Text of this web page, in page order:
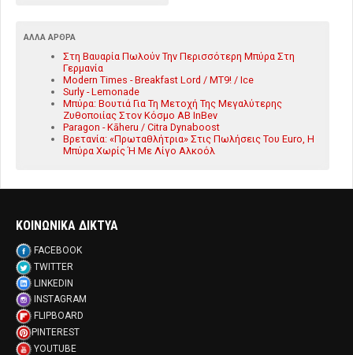
ΆΛΛΑ ΆΡΘΡΑ
Στη Βαυαρία Πωλούν Την Περισσότερη Μπύρα Στη
Γερμανία
Modern Times - Breakfast Lord / MT9! / Ice
Surly - Lemonade
Μπύρα: Βουτιά Για Τη Μετοχή Της Μεγαλύτερης
Ζυθοποιίας Στον Κόσμο AB InBev
Paragon - Kāheru / Citra Dynaboost
Βρετανία: «Πρωταθλήτρια» Στις Πωλήσεις Του Euro, Η
Μπύρα Χωρίς Ή Με Λίγο Αλκοόλ
ΚΟΙΝΩΝΙΚΑ ΔΙΚΤΥΑ
FACEBOOK
TWITTER
LINKEDIN
INSTAGRAM
FLIPBOARD
PINTEREST
YOUTUBE